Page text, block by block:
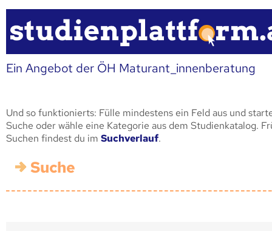
Ein Angebot der ÖH Maturant_innenberatung
Und so funktionierts: Fülle mindestens ein Feld aus und
Suche oder wähle eine Kategorie aus dem Studienkatalog.
Suchen findest du im Suchverlauf.
Suche